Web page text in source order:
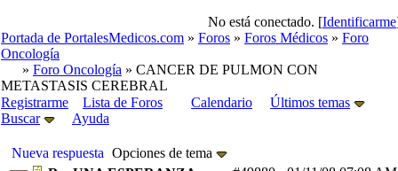
No está conectado. [Identificarme
Portada de PortalesMedicos.com » Foros » Foros Médicos » Foro
Oncología
» Foro Oncología » CANCER DE PULMON CON
METASTASIS CEREBRAL
Registrarme
Lista de Foros Calendario
Últimos temas
Buscar
Ayuda
Nueva respuesta Opciones de tema